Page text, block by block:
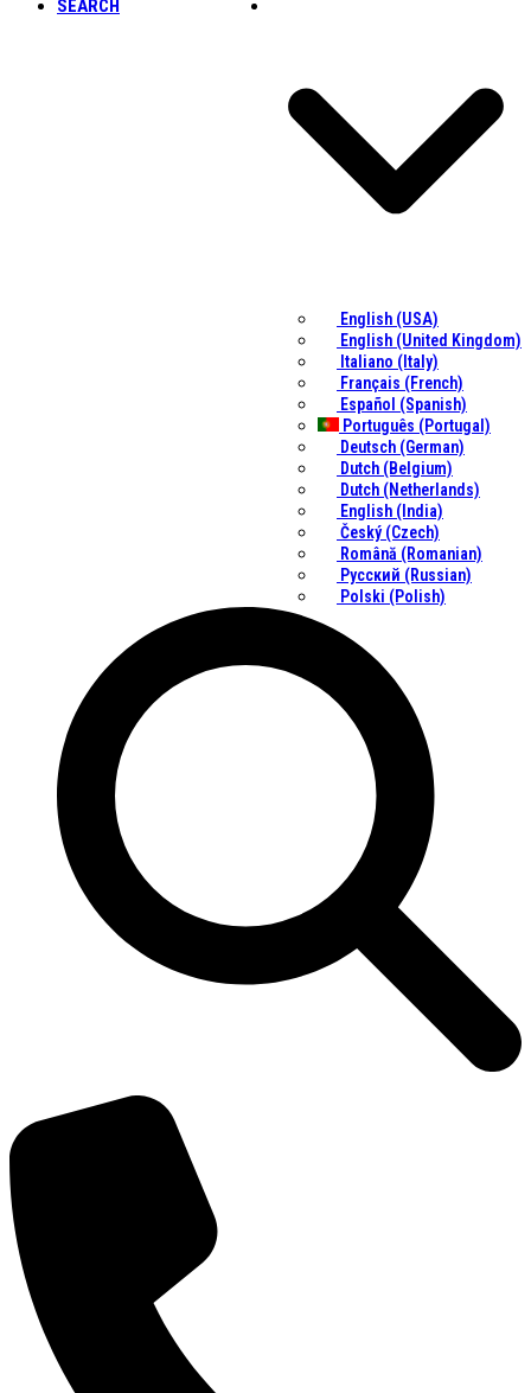
English (USA)
English (United Kingdom)
Italiano (Italy)
Français (French)
Español (Spanish)
Português (Portugal)
Deutsch (German)
Dutch (Belgium)
Dutch (Netherlands)
English (India)
Český (Czech)
Română (Romanian)
Русский (Russian)
Polski (Polish)
SEARCH